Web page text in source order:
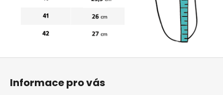
Informace pro vás